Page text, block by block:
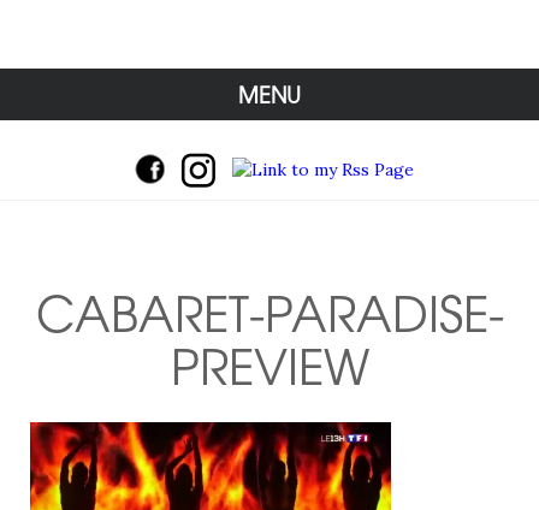
MENU
CABARET-PARADISE-
PREVIEW